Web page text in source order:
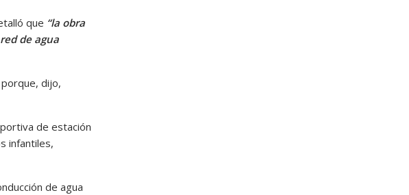
que “la obra
de agua
dijo,
de estación
infantiles,
de agua